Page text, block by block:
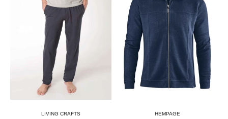
LIVING CRAFTS HEMPAGE